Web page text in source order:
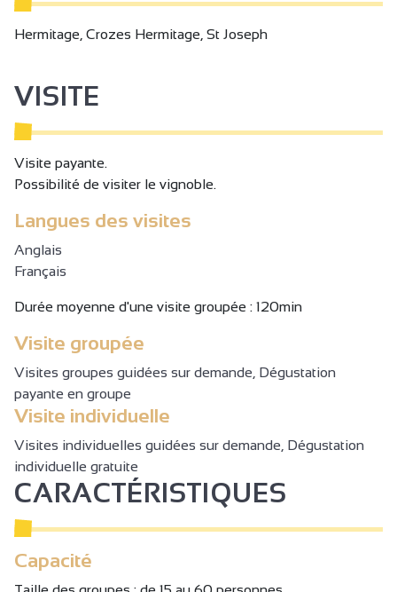
Hermitage, Crozes Hermitage, St Joseph
VISITE
Visite payante.
Possibilité de visiter le vignoble.
Langues des visites
Anglais
Français
Durée moyenne d'une visite groupée : 120min
Visite groupée
Visites groupes guidées sur demande, Dégustation
payante en groupe
Visite individuelle
Visites individuelles guidées sur demande, Dégustation
individuelle gratuite
CARACTÉRISTIQUES
Capacité